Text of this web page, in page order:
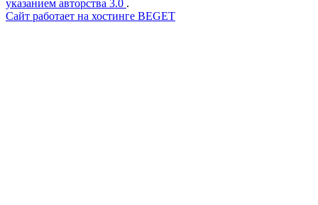
указанием авторства 3.0 .
Сайт работает на хостинге BEGET